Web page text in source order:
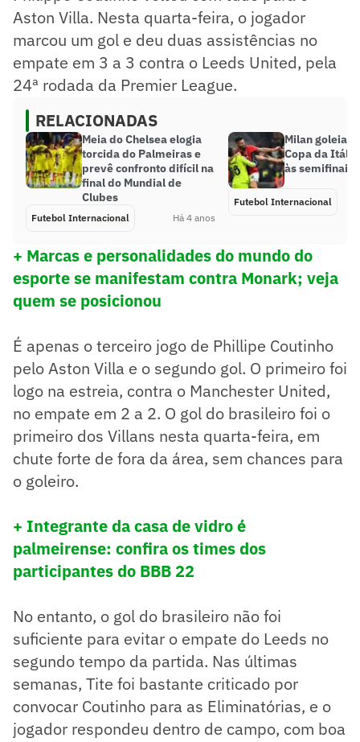
Aston Villa. Nesta quarta-feira, o jogador
marcou um gol e deu duas assistências no
empate em 3 a 3 contra o Leeds United, pela
24ª rodada da Premier League.
RELACIONADAS
Meia do Chelsea elogia
torcida do Palmeiras e
prevê confronto difícil na
final do Mundial de
Clubes
Futebol Internacional Há 4 anos
Milan goleia
Copa da
às semifinais
Futebol Internacional
+ Marcas e personalidades do mundo do
esporte se manifestam contra Monark; veja
quem se posicionou
É apenas o terceiro jogo de Phillipe Coutinho
pelo Aston Villa e o segundo gol. O primeiro foi
logo na estreia, contra o Manchester United,
no empate em 2 a 2. O gol do brasileiro foi o
primeiro dos Villans nesta quarta-feira, em
chute forte de fora da área, sem chances para
o goleiro.
+ Integrante da casa de vidro é
palmeirense: confira os times dos
participantes do BBB 22
No entanto, o gol do brasileiro não foi
suficiente para evitar o empate do Leeds no
segundo tempo da partida. Nas últimas
semanas, Tite foi bastante criticado por
convocar Coutinho para as Eliminatórias, e o
jogador respondeu dentro de campo, com boa